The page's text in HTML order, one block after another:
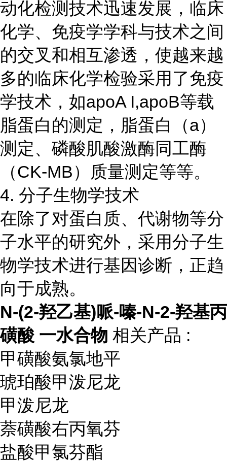
动化检测技术迅速发展，临床
化学、免疫学学科与技术之间
的交叉和相互渗透，使越来越
多的临床化学检验采用了免疫
学技术，如apoA I,apoB等载
脂蛋白的测定，脂蛋白（a）
测定、磷酸肌酸激酶同工酶
（CK-MB）质量测定等等。
4. 分子生物学技术
在除了对蛋白质、代谢物等分
子水平的研究外，采用分子生
物学技术进行基因诊断，正趋
向于成熟。
N-(2-羟乙基)哌-嗪-N-2-羟基丙
磺酸 一水合物 相关产品 :
甲磺酸氨氯地平
琥珀酸甲泼尼龙
甲泼尼龙
萘磺酸右丙氧芬
盐酸甲氯芬酯